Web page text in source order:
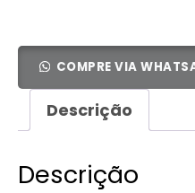
COMPRE VIA
Descrição
Descrição